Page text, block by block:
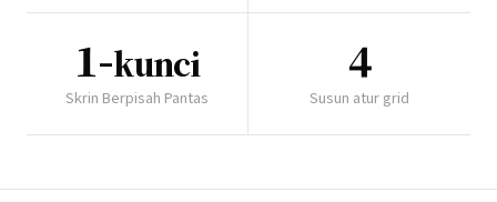
1-kunci
Skrin Berpisah Pantas
4
Susun atur grid